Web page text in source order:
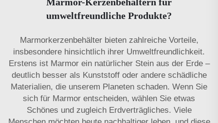
umweltfreundliche Produkte?
Marmorkerzenbehälter bieten zahlreiche Vorteile,
insbesondere hinsichtlich ihrer Umweltfreundlichkeit.
Erstens ist Marmor ein natürlicher Stein aus der Erde –
deutlich besser als Kunststoff oder andere schädliche
Materialien, die unserem Planeten schaden. Wenn Sie
sich für Marmor entscheiden, wählen Sie etwas
Schönes und zugleich Erdverträgliches. Viele